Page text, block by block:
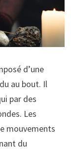
d’une
au bout. Il
par des
Les
mouvements
du